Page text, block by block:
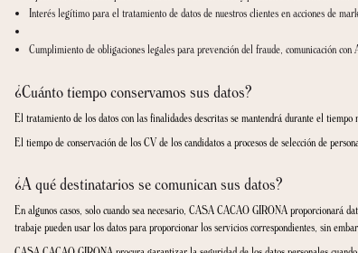
¿Por qué y para qué tratamos sus datos?
Gestionar la contratación de alguno de nuestros servicios, ya sea
Gestionar los datos aportados por los candidatos a un lugar de
Desarrollar acciones comerciales y realizar el mantenimiento y
con el objeto de personalizar el trato conforme a sus
En algunos casos será necesario facilitar información a las